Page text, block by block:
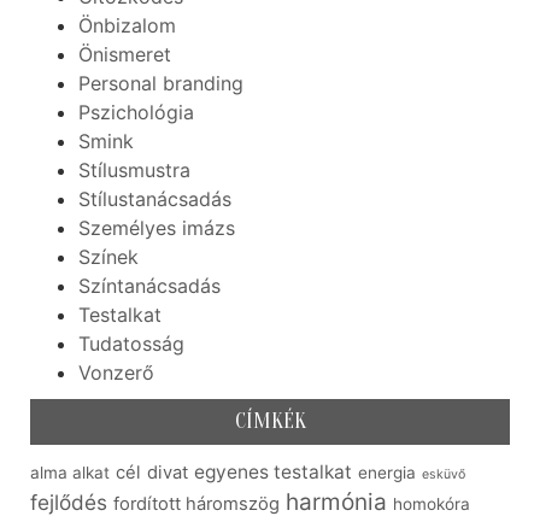
Önbizalom
Önismeret
Personal branding
Pszichológia
Smink
Stílusmustra
Stílustanácsadás
Személyes imázs
Színek
Színtanácsadás
Testalkat
Tudatosság
Vonzerő
CÍMKÉK
alma alkat cél divat egyenes testalkat energia esküvő
fejlődés fordított háromszög harmónia homokóra